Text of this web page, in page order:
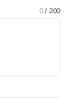
0/ 200